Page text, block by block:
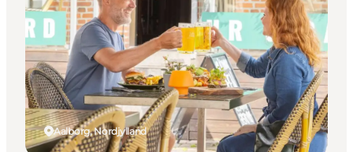
Planlæg din tur
Byer og steder
Guides
Det sker
For børn
Aalborg, Nordjylland